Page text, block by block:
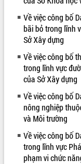
LIÊN KẾT WEB
Về việc công bố
bãi bỏ trong lĩnh
Sở Xây dựng
Về việc công bố
trong lĩnh vực
của Sở Xây dựng
Về việc công bố
nông nghiệp
và Môi trường
Về việc công bố
trong lĩnh vực
phạm vi chức